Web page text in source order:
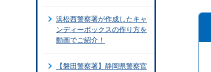
浜松西警察署が作成したキャ
ンディーボックスの作り方を
動画でご紹介！
【磐田警察署】静岡県警察官